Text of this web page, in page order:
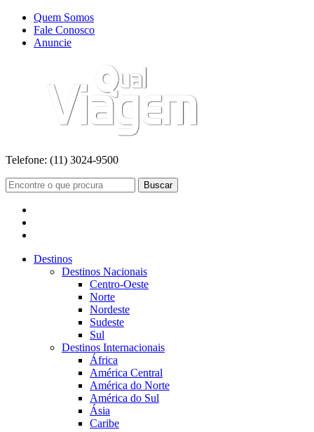
Quem Somos
Fale Conosco
Anuncie
Telefone: (11) 3024-9500
Buscar
Destinos
Destinos Nacionais
Centro-Oeste
Norte
Nordeste
Sudeste
Sul
Destinos Internacionais
África
América Central
América do Norte
América do Sul
Ásia
Caribe